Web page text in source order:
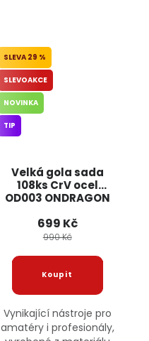
Velká gola sada
108ks CrV ocel
OD003 ONDRAGON
29 %
SLEVOAKCE
NOVINKA
TIP
699 Kč
990 Kč
Vynikající nástroje pro
amatéry i profesionály,